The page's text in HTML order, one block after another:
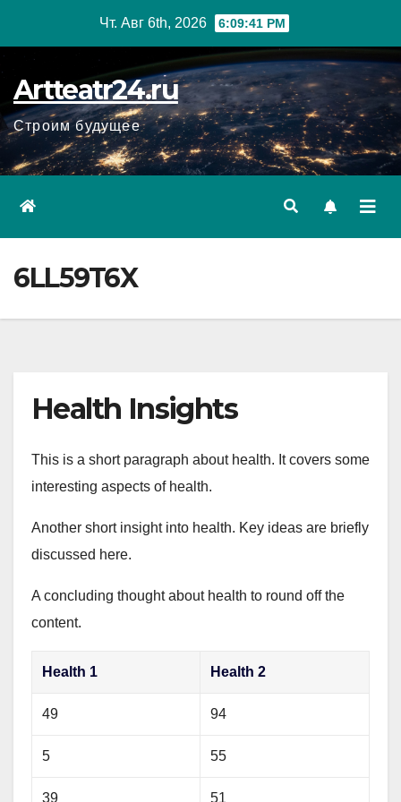
Чт. Авг 6th, 2026 6:09:42 PM
Artteatr24.ru
Строим будущее
6LL59T6X
Health Insights
This is a short paragraph about health. It covers some
interesting aspects of health.
Another short insight into health. Key ideas are briefly
discussed here.
A concluding thought about health to round off the
content.
Health 1 Health 2
49 94
5 55
39 51